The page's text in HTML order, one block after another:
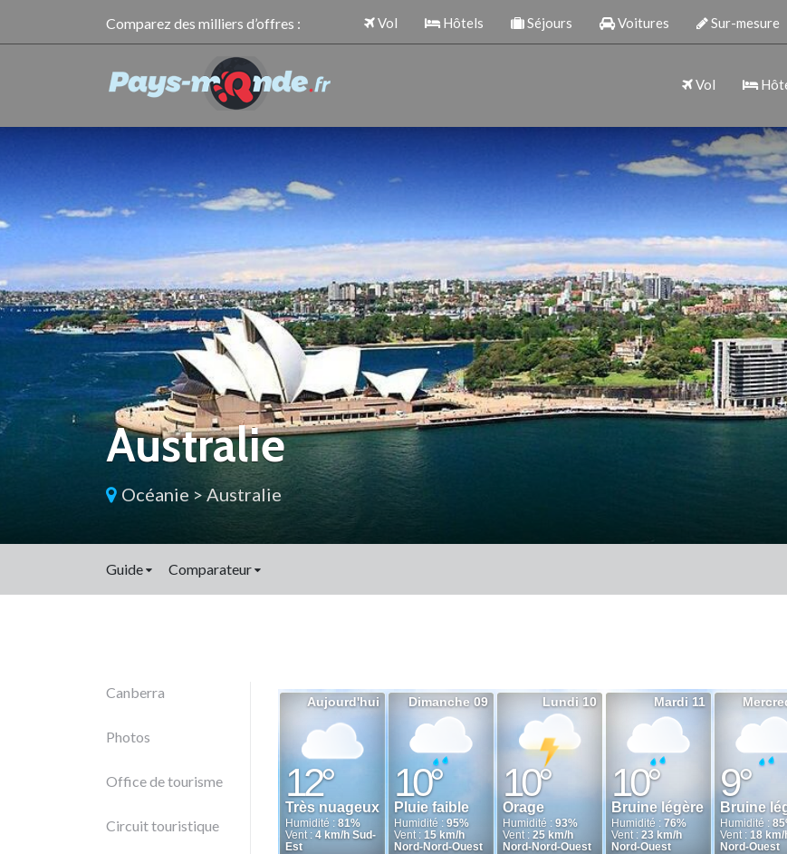
Comparez des milliers d’offres : Vol Hôtels Séjours Voitures Sur-mesure
Vol
Australie
Océanie > Australie
Guide Comparateur
Canberra
Photos
Office de tourisme
Circuit touristique